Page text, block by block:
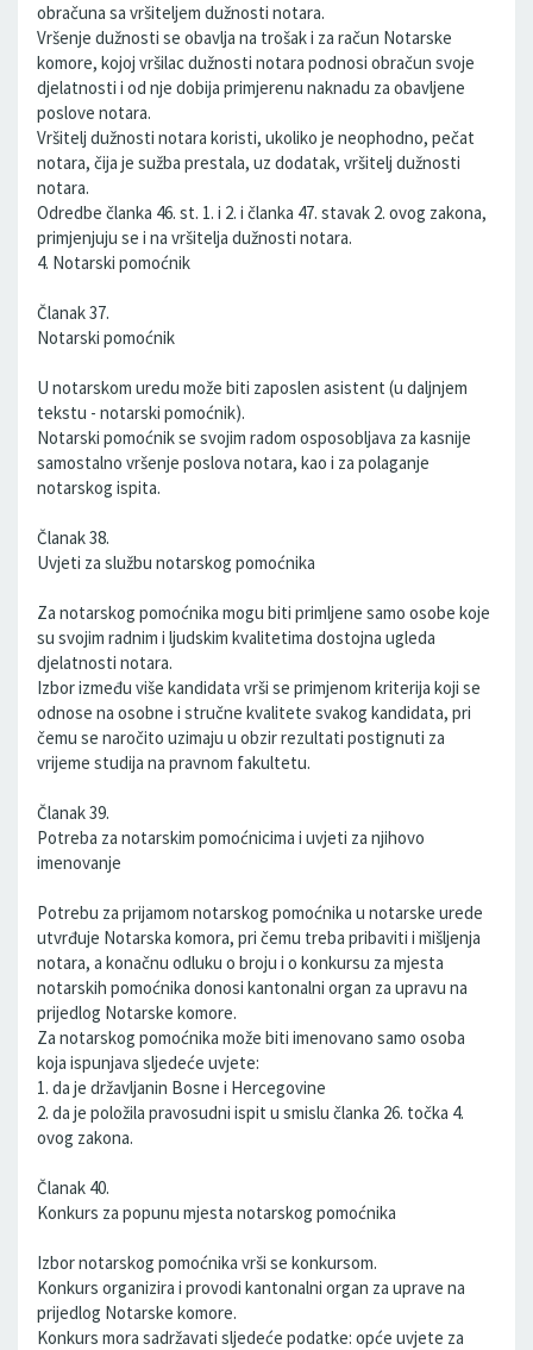
obračuna sa vršiteljem dužnosti notara.
Vršenje dužnosti se obavlja na trošak i za račun Notarske
komore, kojoj vršilac dužnosti notara podnosi obračun svoje
djelatnosti i od nje dobija primjerenu naknadu za obavljene
poslove notara.
Vršitelj dužnosti notara koristi, ukoliko je neophodno, pečat
notara, čija je sužba prestala, uz dodatak, vršitelj dužnosti
notara.
Odredbe članka 46. st. 1. i 2. i članka 47. stavak 2. ovog zakona,
primjenjuju se i na vršitelja dužnosti notara.
4. Notarski pomoćnik
Članak 37.
Notarski pomoćnik
U notarskom uredu može biti zaposlen asistent (u daljnjem
tekstu - notarski pomoćnik).
Notarski pomoćnik se svojim radom osposobljava za kasnije
samostalno vršenje poslova notara, kao i za polaganje
notarskog ispita.
Članak 38.
Uvjeti za službu notarskog pomoćnika
Za notarskog pomoćnika mogu biti primljene samo osobe koje
su svojim radnim i ljudskim kvalitetima dostojna ugleda
djelatnosti notara.
Izbor između više kandidata vrši se primjenom kriterija koji se
odnose na osobne i stručne kvalitete svakog kandidata, pri
čemu se naročito uzimaju u obzir rezultati postignuti za
vrijeme studija na pravnom fakultetu.
Članak 39.
Potreba za notarskim pomoćnicima i uvjeti za njihovo
imenovanje
Potrebu za prijamom notarskog pomoćnika u notarske urede
utvrđuje Notarska komora, pri čemu treba pribaviti i mišljenja
notara, a konačnu odluku o broju i o konkursu za mjesta
notarskih pomoćnika donosi kantonalni organ za upravu na
prijedlog Notarske komore.
Za notarskog pomoćnika može biti imenovano samo osoba
koja ispunjava sljedeće uvjete:
1. da je državljanin Bosne i Hercegovine
2. da je položila pravosudni ispit u smislu članka 26. točka 4.
ovog zakona.
Članak 40.
Konkurs za popunu mjesta notarskog pomoćnika
Izbor notarskog pomoćnika vrši se konkursom.
Konkurs organizira i provodi kantonalni organ za uprave na
prijedlog Notarske komore.
Konkurs mora sadržavati sljedeće podatke: opće uvjete za